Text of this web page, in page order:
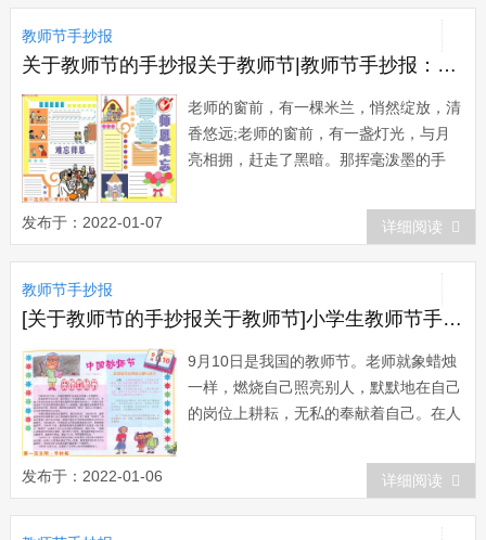
刷胶。邮局全...
教师节手抄报
关于教师节的手抄报关于教师节|教师节手抄报：教师节散文诗
老师的窗前，有一棵米兰，悄然绽放，清
香悠远;老师的窗前，有一盏灯光，与月
亮相拥，赶走了黑暗。那挥毫泼墨的手
是在学子习作中，寻找弄潮儿的波澜。这
时而发出的声音，就是老师的轻轻自言，
叫绝拍案，为绝妙的句章而惊叹;这时常
翻阅的书斋就是桥梁一线，连接着遥远，
承载着期望...
发布于：2022-01-07 详细阅读
教师节手抄报
[关于教师节的手抄报关于教师节]小学生教师节手抄报：庆祝教师节
9月10日是我国的教师节。老师就象蜡烛
一样，燃烧自己照亮别人，默默地在自己
的岗位上耕耘，无私的奉献着自己。在人
芒，给我们插上理想的翅膀，翱翔在知识
的海洋上。敬爱的老师们，没有春的耕
耘，哪来的荷香十里，愿你们永远是使
发布于：2022-01-06 详细阅读